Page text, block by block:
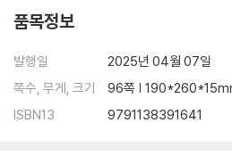
품목정보
발행일
2025년 04월 07일
쪽수, 무게, 크기
96쪽 |
ISBN13
9791138391641